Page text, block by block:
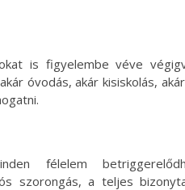
is figyelembe véve
óvodás, akár kisiskolás,
félelem
szorongás, a teljes